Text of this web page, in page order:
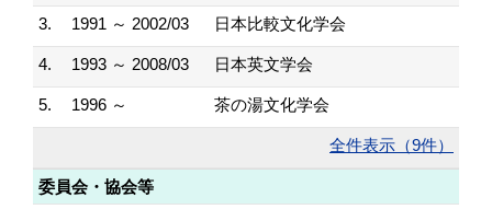
3. 1991 ～ 2002/03 日本比較文化学会
4. 1993 ～ 2008/03 日本英文学会
5. 1996 ～ 茶の湯文化学会
全件表示（9件）
委員会・協会等